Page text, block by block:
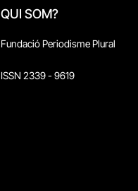
QUI SOM?
Fundació Periodisme Plural
ISSN 2339 - 9619